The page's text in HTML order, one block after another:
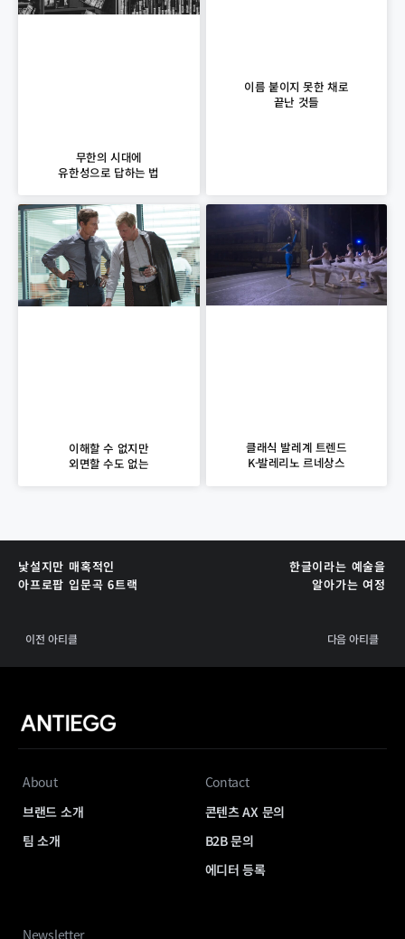
무한의 시대에
유한성으로 답하는 법
이름 붙이지 못한 채로
끝난 것들
이해할 수 없지만
외면할 수도 없는
클래식 발레계 트렌드
K-발레리노 르네상스
낯설지만 매혹적인
아프로팝 입문곡 6트랙
한글이라는 예술을
알아가는 여정
이전 아티클 다음 아티클
About
브랜드 소개
팀 소개
Contact
콘텐츠 AX 문의
B2B 문의
에디터 등록
Newsletter